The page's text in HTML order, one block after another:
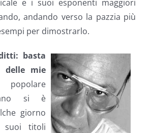
e i suoi esponenti maggiori
andando verso la pazzia più
per dimostrarlo.
basta
mie
si è
giorno
suoi titoli